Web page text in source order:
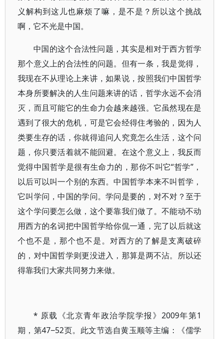
义解构到这儿也麻烦了嘛，是不是？所以这个挑战
啊，它不光是中国。
中国的这个合法性问题，其实是相对于西方哲学
那个意义上的合法性的问题。但有一条，我是觉得，
我现在不从理论上来讲，如果说，按照我们中国哲学
本身所要解决的人生问题来讲的话，哲学永远不会消
灭，而且可能它的生命力会越来越强。它虽然现在是
遇到了很大的危机，可是它会经得住考验的，因为人
类要生存的话，你就得追问人究竟怎么生活，这个问
题，你只要活着就不能回避。在这个意义上，我反而
觉得中国哲学是很有生命力的，那你不叫它“哲学”，
以后可以叫一个别的东西。中国哲学本来不叫哲学，
它叫学问，中国的学问。学问是要的，对不对？至于
这个学问要怎么做，这个要靠我们做了。不能动不动
用西方的名词把中国哲学给你侃一通，完了以后就这
个也不是，那个也不是。对西方的了解是支离破碎
的，对中国哲学则更没进入，那算是两不沾。所以还
得靠我们大家共同努力来做。
* 原载《北京青年政治学院学报》2009年第1
期，第47‒52页。此文节选自黄玉顺等主编：《儒学